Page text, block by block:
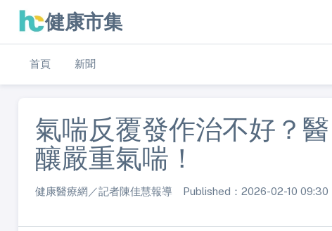
健康市集
首頁 新聞
氣喘反覆發作治不好？
釀嚴重氣喘！
健康醫療網／記者陳佳慧報導 Published：2026-02-10 09:30